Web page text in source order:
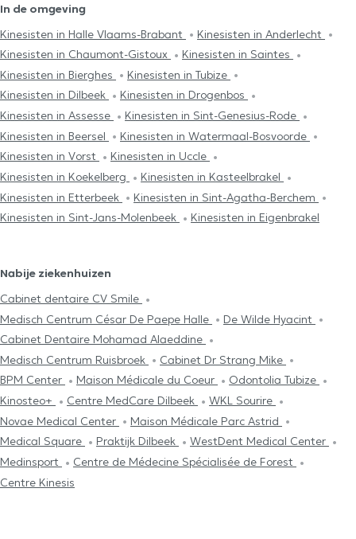
In de omgeving
Kinesisten in Halle Vlaams-Brabant
Kinesisten in Anderlecht
Kinesisten in Chaumont-Gistoux
Kinesisten in Saintes
Kinesisten in Bierghes
Kinesisten in Tubize
Kinesisten in Dilbeek
Kinesisten in Drogenbos
Kinesisten in Assesse
Kinesisten in Sint-Genesius-Rode
Kinesisten in Beersel
Kinesisten in Watermaal-Bosvoorde
Kinesisten in Vorst
Kinesisten in Uccle
Kinesisten in Koekelberg
Kinesisten in Kasteelbrakel
Kinesisten in Etterbeek
Kinesisten in Sint-Agatha-Berchem
Kinesisten in Sint-Jans-Molenbeek
Kinesisten in Eigenbrakel
Nabije ziekenhuizen
Cabinet dentaire CV Smile
Medisch Centrum César De Paepe Halle
De Wilde Hyacint
Cabinet Dentaire Mohamad Alaeddine
Medisch Centrum Ruisbroek
Cabinet Dr Strang Mike
BPM Center
Maison Médicale du Coeur
Odontolia Tubize
Kinosteo+
Centre MedCare Dilbeek
WKL Sourire
Novae Medical Center
Maison Médicale Parc Astrid
Medical Square
Praktijk Dilbeek
WestDent Medical Center
Medinsport
Centre de Médecine Spécialisée de Forest
Centre Kinesis